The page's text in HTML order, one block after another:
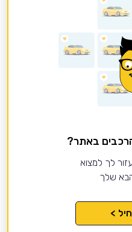
באתר?
לך למצוא
שלך
>